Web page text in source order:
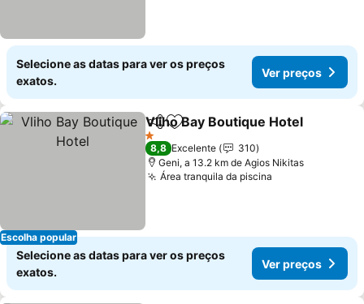
Selecione as datas para ver os preços
exatos.
Ver preços
Escolha popular
PartilharAdicionar aos favoritos
Vliho Bay Boutique Hotel
1 Estrelas
8,8 Excelente
310
Geni, a 13.2 km de Agios Nikitas
Área tranquila da piscina
Selecione as datas para ver os preços
exatos.
Ver preços